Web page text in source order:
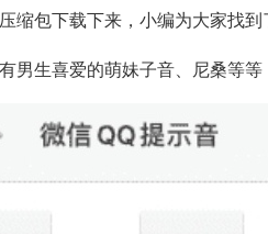
缩包下载下来，小编为大家找到
男生喜爱的萌妹子音、尼桑等